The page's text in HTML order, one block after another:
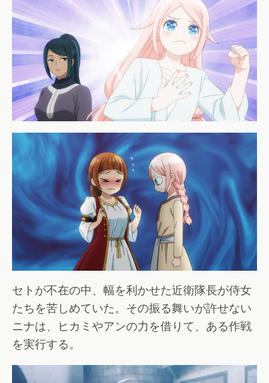
セトが不在の中、幅を利かせた近衛隊長が侍女
たちを苦しめていた。その振る舞いが許せない
ニナは、ヒカミやアンの力を借りて、ある作戦
を実行する。